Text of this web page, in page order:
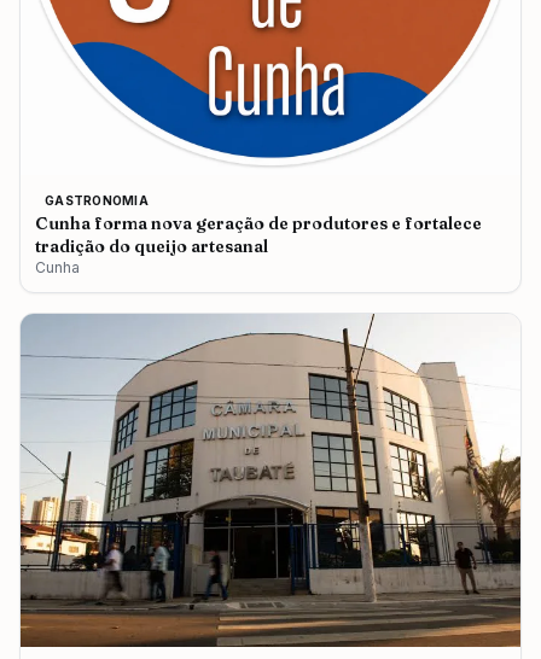
GASTRONOMIA
Cunha forma nova geração de produtores e fortalece
tradição do queijo artesanal
Cunha